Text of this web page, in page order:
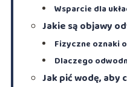
Wsparcie dla
Jakie są objawy
Fizyczne oznaki
Dlaczego
Jak pić wodę, aby